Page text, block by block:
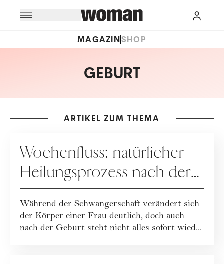
MAGAZINSHOP
GEBURT
ARTIKEL ZUM THEMA
Wochenfluss: natürlicher
Heilungsprozess nach der
Geburt
Während der Schwangerschaft verändert sich
der Körper einer Frau deutlich, doch auch
nach der Geburt steht nicht alles sofort wied...